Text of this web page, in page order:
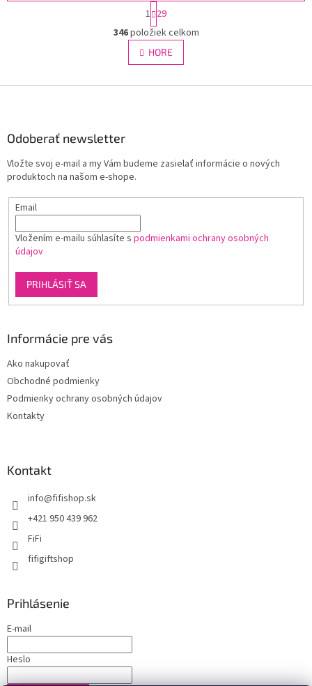
O
v
l
á
r
v
y
p
t
r
á
n
k
v
1 29
346položiek celkom
HORE
Odoberať newsletter
Vložte svoj e-mail a my Vám budeme zasielať informácie o nových
produktoch na našom e-shope.
Email
Vložením e-mailu súhlasíte s podmienkami ochrany osobných
údajov
PRIHLÁSIŤ SA
Informácie pre vás
Ako nakupovať
Obchodné podmienky
Podmienky ochrany osobných údajov
Kontakty
Kontakt
info@fifishop.sk
+421 950 439 962
FiFi
fifigiftshop
Prihlásenie
E-mail
Heslo